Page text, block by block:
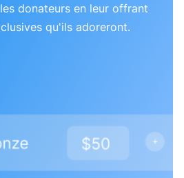
donateurs en leur offrant
qu'ils adoreront.